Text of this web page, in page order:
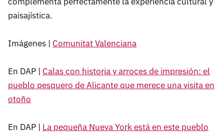
paisajística.
Imágenes | Comunitat Valenciana
En DAP | Calas con historia y arroces de impresión: el
pueblo pesquero de Alicante que merece una visita en
otoño
En DAP | La pequeña Nueva York está en este pueblo